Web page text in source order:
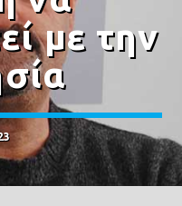
ORO)
BREGOVIC
με την